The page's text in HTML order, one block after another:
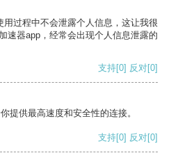
过程中不会泄露个人信息，这让我很
速器app，经常会出现个人信息泄露的
支持[0] 反对[0]
提供最高速度和安全性的连接。
支持[0] 反对[0]